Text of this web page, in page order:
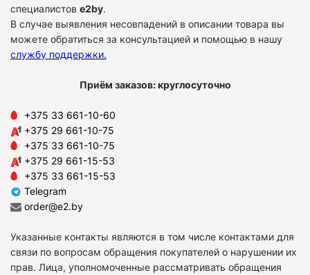
специалистов e2by.
В случае выявления несовпадений в описании товара вы
можете обратиться за консультацией и помощью в нашу
службу поддержки.
Приём заказов: круглосуточно
+375 33 661-10-60
+375 29 661-10-75
+375 33 661-10-75
+375 29 661-15-53
+375 33 661-15-53
Telegram
order@e2.by
Указанные контакты являются в том числе контактами для
связи по вопросам обращения покупателей о нарушении их
прав. Лица, уполномоченные рассматривать обращения